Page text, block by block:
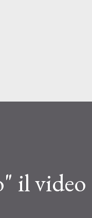
il video